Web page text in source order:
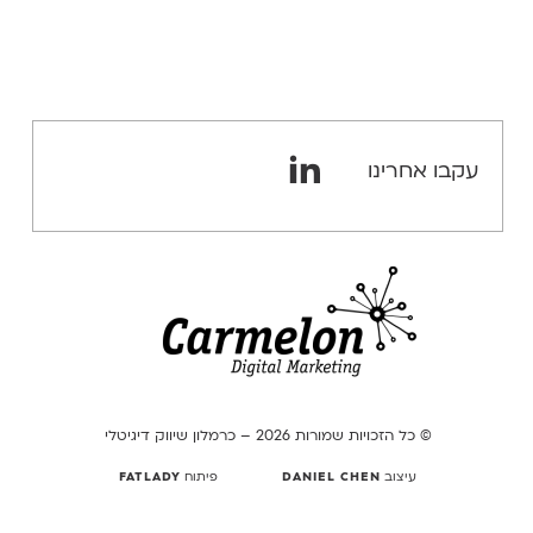
קרא עוד
עקבו אחרינו
© כל הזכויות שמורות 2026 – כרמלון שיווק דיגיטלי
עיצוב DANIEL CHEN פיתוח FATLADY